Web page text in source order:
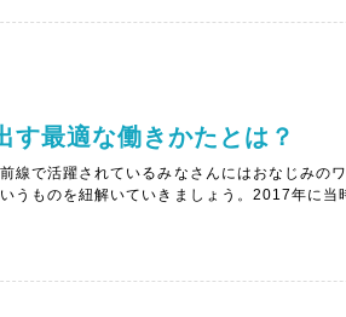
最適な働きかたとは？
線で活躍されているみなさんにはおなじみの
うものを紐解いていきましょう。2017年に当